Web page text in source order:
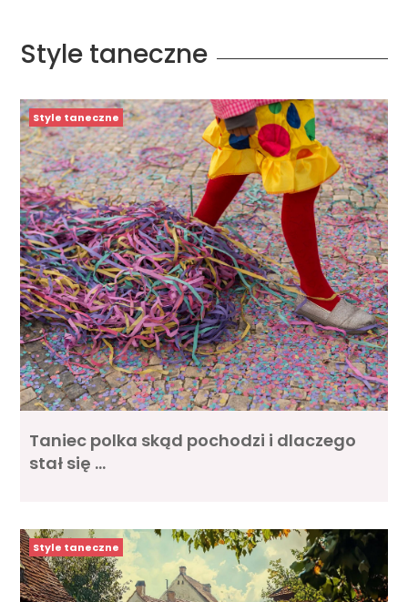
Style taneczne
Style taneczne
Taniec polka skąd pochodzi i dlaczego
stał się …
Style taneczne